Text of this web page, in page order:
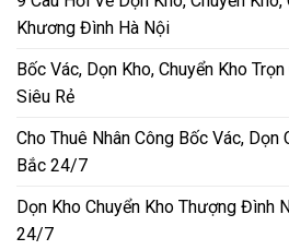
Khương Đình Hà Nội
Bốc Vác, Dọn Kho, Chuyển Kho
Siêu Rẻ
Cho Thuê Nhân Công Bốc Vác, Dọn
Bắc 24/7
Dọn Kho Chuyển Kho Thượng Đình
24/7